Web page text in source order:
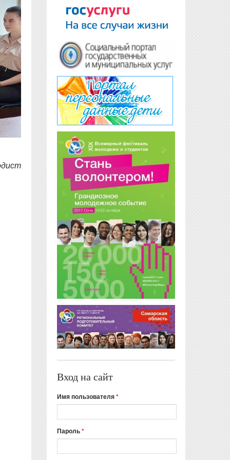
Вход на сайт
Имя пользователя*
Пароль*